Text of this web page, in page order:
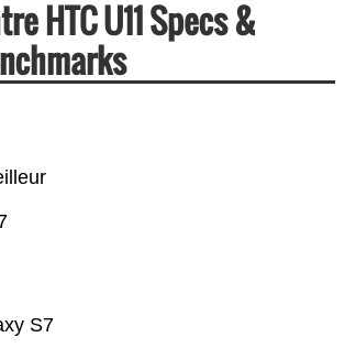
HTC U11 Specs &
S7